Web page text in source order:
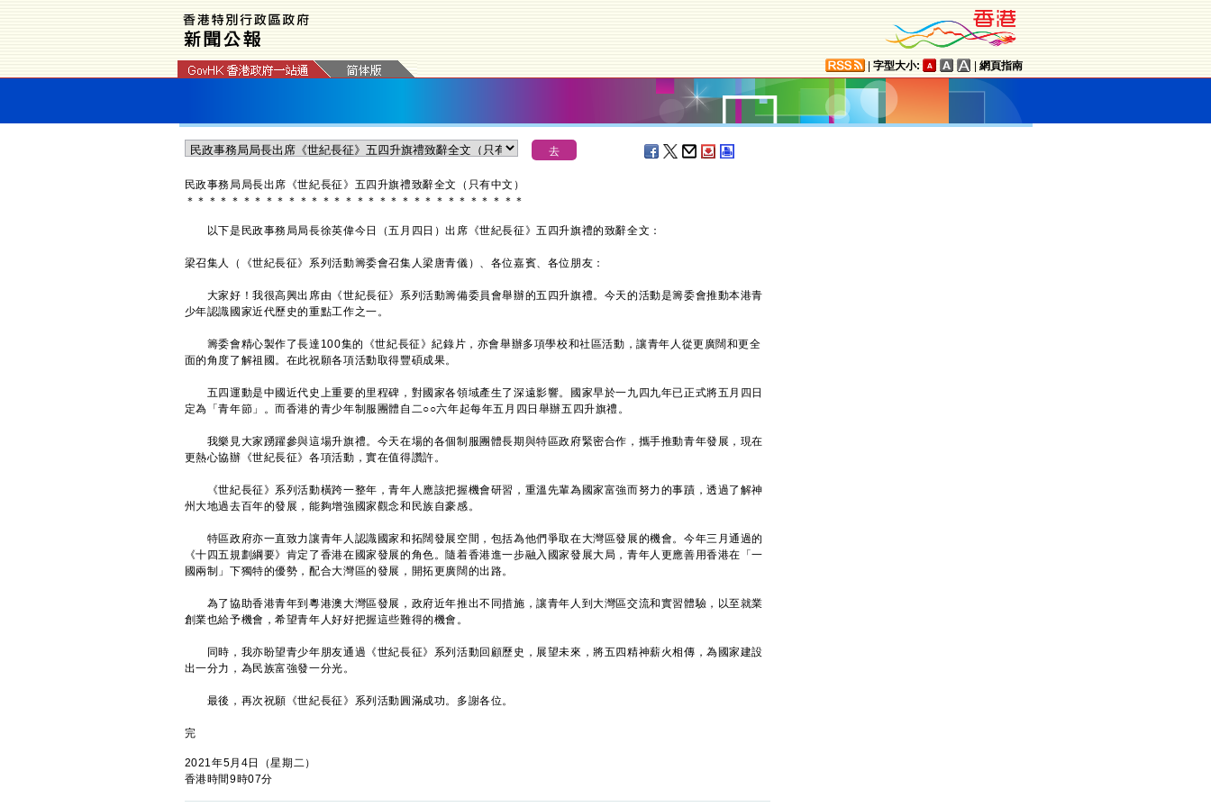
字型大小: 網頁指南
​民政事務局局長出席《世紀長征》五四升旗禮致辭全文（只有中文）
＊ ＊ ＊ ＊ ＊ ＊ ＊ ＊ ＊ ＊ ＊ ＊ ＊ ＊ ＊ ＊ ＊ ＊ ＊ ＊ ＊ ＊ ＊ ＊ ＊ ＊ ＊ ＊ ＊ ＊
以下是民政事務局局長徐英偉今日（五月四日）出席《世紀長征》五四升旗禮的致辭全文：
梁召集人（《世紀長征》系列活動籌委會召集人梁唐青儀）、各位嘉賓、各位朋友：
大家好！我很高興出席由《世紀長征》系列活動籌備委員會舉辦的五四升旗禮。今天的活動是籌委會推動本港青
少年認識國家近代歷史的重點工作之一。
籌委會精心製作了長達100集的《世紀長征》紀錄片，亦會舉辦多項學校和社區活動，讓青年人從更廣闊和更全
面的角度了解祖國。在此祝願各項活動取得豐碩成果。
五四運動是中國近代史上重要的里程碑，對國家各領域產生了深遠影響。國家早於一九四九年已正式將五月四日
定為「青年節」。而香港的青少年制服團體自二○○六年起每年五月四日舉辦五四升旗禮。
我樂見大家踴躍參與這場升旗禮。今天在場的各個制服團體長期與特區政府緊密合作，攜手推動青年發展，現在
更熱心協辦《世紀長征》各項活動，實在值得讚許。
《世紀長征》系列活動橫跨一整年，青年人應該把握機會研習，重溫先輩為國家富強而努力的事蹟，透過了解神
州大地過去百年的發展，能夠增強國家觀念和民族自豪感。
特區政府亦一直致力讓青年人認識國家和拓闊發展空間，包括為他們爭取在大灣區發展的機會。今年三月通過的
《十四五規劃綱要》肯定了香港在國家發展的角色。隨着香港進一步融入國家發展大局，青年人更應善用香港在「一
國兩制」下獨特的優勢，配合大灣區的發展，開拓更廣闊的出路。
為了協助香港青年到粵港澳大灣區發展，政府近年推出不同措施，讓青年人到大灣區交流和實習體驗，以至就業
創業也給予機會，希望青年人好好把握這些難得的機會。
同時，我亦盼望青少年朋友通過《世紀長征》系列活動回顧歷史，展望未來，將五四精神薪火相傳，為國家建設
出一分力，為民族富強發一分光。
最後，再次祝願《世紀長征》系列活動圓滿成功。多謝各位。
完
2021年5月4日（星期二）
香港時間9時07分